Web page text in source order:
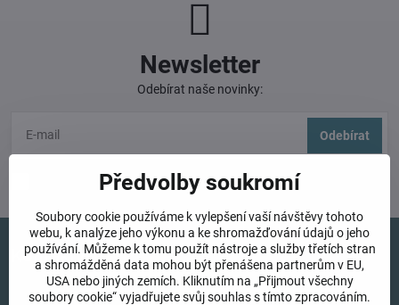
Newsletter
Odebírat naše novinky:
Odebírat
Chci se přihlásit k odběru novinek e-mailem
Kontakty
+420 777 917 057 (pracovní dny 8 - 14 hod​.)
Předvolby soukromí
Soubory cookie používáme k vylepšení vaší návštěvy tohoto
webu, k analýze jeho výkonu a ke shromažďování údajů o jeho
používání. Můžeme k tomu použít nástroje a služby třetích stran
a shromážděná data mohou být přenášena partnerům v EU,
USA nebo jiných zemích. Kliknutím na „Přijmout všechny
soubory cookie“ vyjadřujete svůj souhlas s tímto zpracováním.